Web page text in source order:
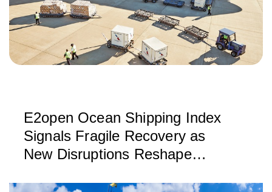
E2open Ocean Shipping Index
Signals Fragile Recovery as
New Disruptions Reshape